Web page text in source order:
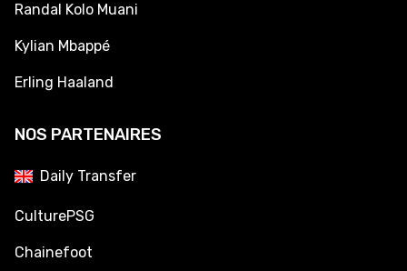
Randal Kolo Muani
Kylian Mbappé
Erling Haaland
NOS PARTENAIRES
Daily Transfer
CulturePSG
Chainefoot